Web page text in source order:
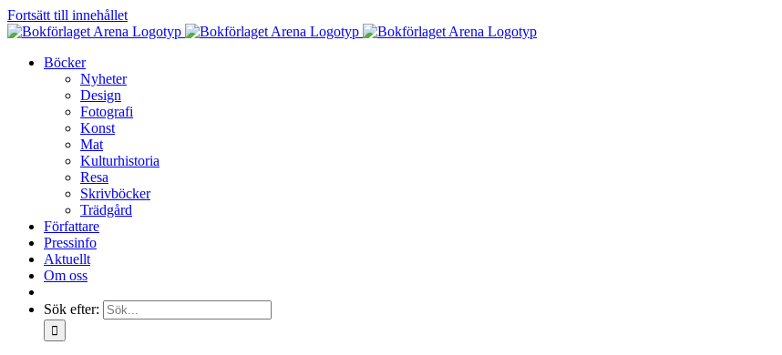
Fortsätt till innehållet
Böcker
Nyheter
Design
Fotografi
Konst
Mat
Kulturhistoria
Resa
Skrivböcker
Trädgård
Författare
Pressinfo
Aktuellt
Om oss
Sök efter: